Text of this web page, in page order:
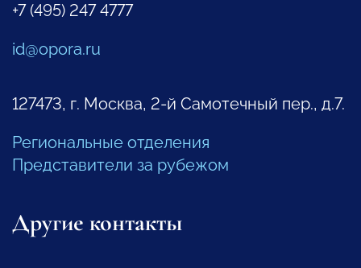
+7 (495) 247 4777
id@opora.ru
127473, г. Москва, 2-й Самотечный пер., д.7.
Региональные отделения
Представители за рубежом
Другие контакты